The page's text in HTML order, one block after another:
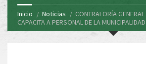
Inicio Noticias
CONTRALORÍA
CAPACITA A PERSONAL DE LA MUNICIPALIDAD